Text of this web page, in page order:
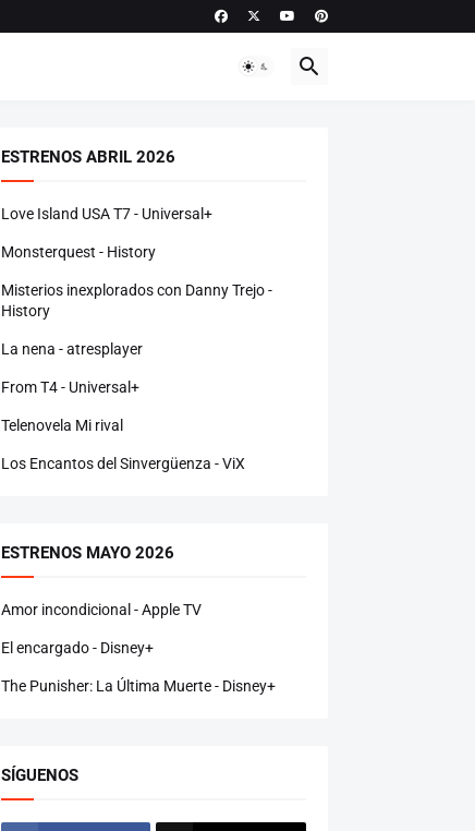
ESTRENOS ABRIL 2026
Love Island USA T7 - Universal+
Monsterquest - History
Misterios inexplorados con Danny Trejo -
History
La nena - atresplayer
From T4 - Universal+
Telenovela Mi rival
Los Encantos del Sinvergüenza - ViX
ESTRENOS MAYO 2026
Amor incondicional - Apple TV
El encargado - Disney+
The Punisher: La Última Muerte - Disney+
SÍGUENOS